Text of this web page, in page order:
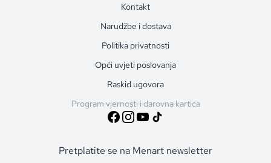
Kontakt
Narudžbe i dostava
Politika privatnosti
Opći uvjeti poslovanja
Raskid ugovora
Program vjernosti i darovna kartica
Pretplatite se na Menart newsletter